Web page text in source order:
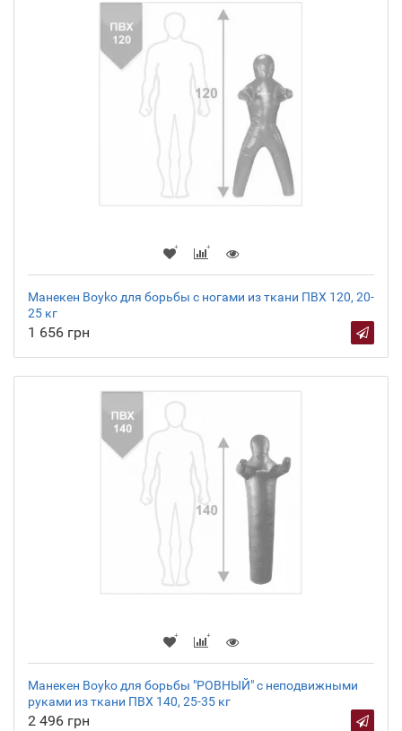
Манекен Boyko для борьбы с ногами из ткани ПВХ 120, 20-
25 кг
1 656 грн
Манекен Boyko для борьбы "РОВНЫЙ" с неподвижными
руками из ткани ПВХ 140, 25-35 кг
2 496 грн